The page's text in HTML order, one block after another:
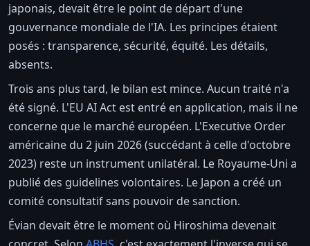
japonais, devait être le point de départ d'une
gouvernance mondiale de l'IA. Les principes étaient
posés : transparence, sécurité, équité. Les détails,
absents.
Trois ans plus tard, le bilan est mince. Aucun traité n'a
été signé. L'EU AI Act est entré en application, mais il ne
concerne que le marché européen. L'Executive Order
américaine du 2 juin 2026 (succédant à celle d'octobre
2023) reste un instrument unilatéral. Le Royaume-Uni a
publié des guidelines volontaires. Le Japon a créé un
comité consultatif sans pouvoir de sanction.
Évian devait être le moment où Hiroshima devenait